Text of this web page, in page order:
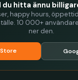
du hitta ännu
happy hours,
10 000+
ner den.